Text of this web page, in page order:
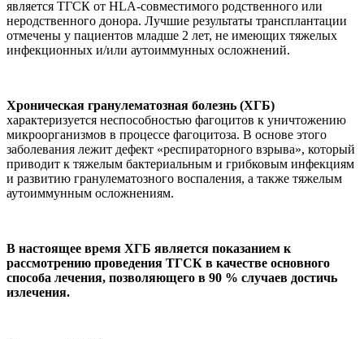
является ТГСК от HLA-совместимого родственного или
неродственного донора. Лучшие результаты трансплантации
отмечены у пациентов младше 2 лет, не имеющих тяжелых
инфекционных и/или аутоиммунных осложнений.
Хроническая гранулематозная болезнь (ХГБ)
характеризуется неспособностью фагоцитов к уничтожению
микроорганизмов в процессе фагоцитоза. В основе этого
заболевания лежит дефект «респираторного взрыва», который
приводит к тяжелым бактериальным и грибковым инфекциям
и развитию гранулематозного воспаления, а также тяжелым
аутоиммунным осложнениям.
В настоящее время ХГБ является показанием к
рассмотрению проведения ТГСК в качестве основного
способа лечения, позволяющего в 90 % случаев достичь
излечения.